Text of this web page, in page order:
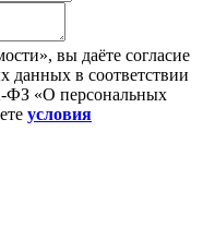
вы даёте согласие
данных в соответствии
ФЗ «О персональных
условия